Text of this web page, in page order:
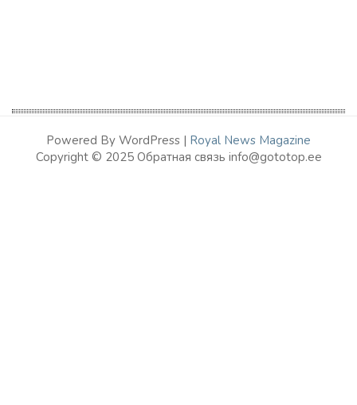
Powered By WordPress | Royal News Magazine
Copyright © 2025 Обратная связь info@gototop.ee